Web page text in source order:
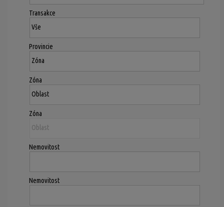
Transakce
Provincie
Zóna
Zóna
Nemovitost
Nemovitost